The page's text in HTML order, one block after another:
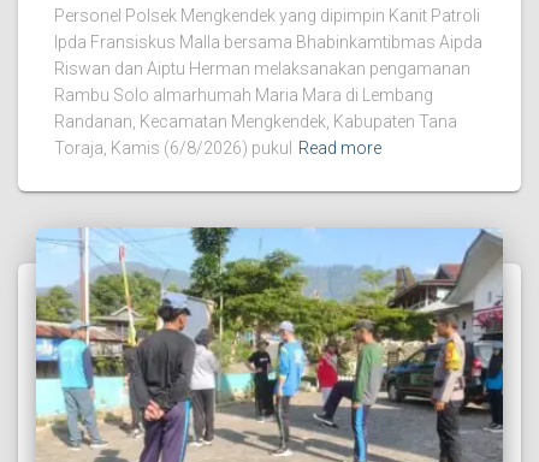
Personel Polsek Mengkendek yang dipimpin Kanit Patroli
Ipda Fransiskus Malla bersama Bhabinkamtibmas Aipda
Riswan dan Aiptu Herman melaksanakan pengamanan
Rambu Solo almarhumah Maria Mara di Lembang
Randanan, Kecamatan Mengkendek, Kabupaten Tana
Toraja, Kamis (6/8/2026) pukul
Read more